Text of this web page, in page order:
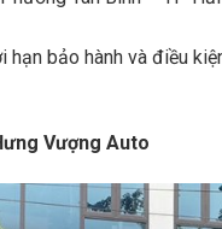
bảo hành và điều
Vượng Auto